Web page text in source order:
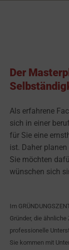
Der
Als erfahrene
sich in einer
für Sie eine
ist. Daher
Sie möchten
wünschen sich
Im
Gründer, die
professionelle
Sie kommen mit